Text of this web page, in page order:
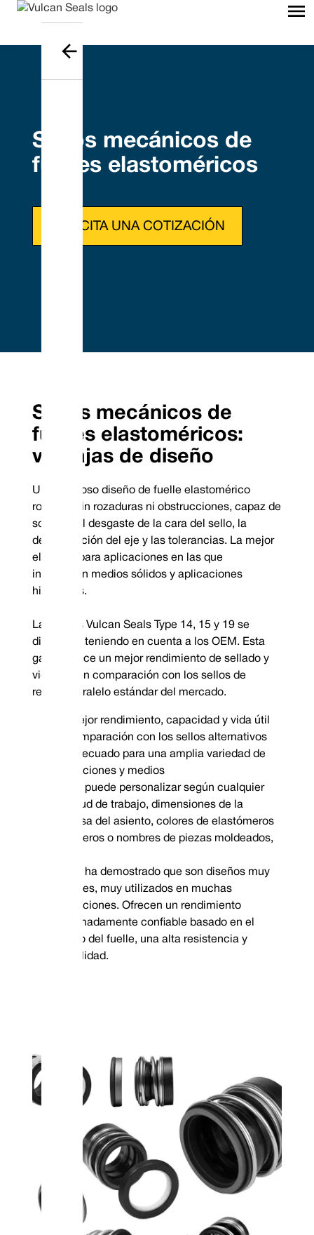
Sellos mecánicos de
fuelles elastoméricos
SOLICITA UNA COTIZACIÓN
contact@vulcanseals.com
Sellos mecánicos de
fuelles
elastoméricos
Expanded PTFE Gasketing
UK/World: +44 (0) 114 249 3333 | USA: +1 952 955 8800 |
www.vulcanseals.com | contact@vulcanseals.com
Sellos mecánicos de
fuelles elastoméricos:
ventajas de diseño
Un ingenioso diseño de fuelle elastomérico
robusto, sin rozaduras ni obstrucciones, capaz de
soportar el desgaste de la cara del sello, la
desalineación del eje y las tolerancias. La mejor
elección para aplicaciones en las que
intervienen medios sólidos y aplicaciones
higiénicas.
Las series Vulcan Seals Type 14, 15 y 19 se
diseñaron teniendo en cuenta a los OEM. Esta
gama ofrece un mejor rendimiento de sellado y
vida útil, en comparación con los sellos de
resorte paralelo estándar del mercado.
Mejor rendimiento, capacidad y vida útil
en comparación con los sellos alternativos
Adecuado para una amplia variedad de
aplicaciones y medios
Se puede personalizar según cualquier
longitud de trabajo, dimensiones de la
carcasa del asiento, colores de elastómeros
y números o nombres de piezas moldeados,
Se ha demostrado que son diseños muy
eficaces, muy utilizados en muchas
aplicaciones. Ofrecen un rendimiento
extremadamente confiable basado en el
diseño del fuelle, una alta resistencia y
flexibilidad.